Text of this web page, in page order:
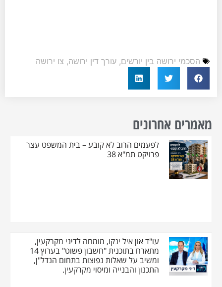
ירושה בין יורשים ,עורך דין ירושה ,צו ירושה
אחרונים
לפעמים הרוב לא קובע – בית המשפט עצר
פרויקט תמ"א 38
עו"ד און איל ינקו, מומחה לדיני מקרקעין,
מתארח בתוכנית "חשבון פשוט" בערוץ 14
ומשיב על שאלות נפוצות בתחום הנדל"ן,
התכנון והבנייה ומיסוי מקרקעין.